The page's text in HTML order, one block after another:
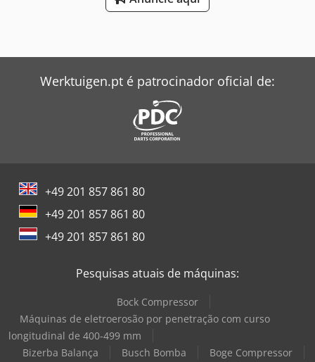
Analisaremos as opções disponíveis e, em conjunto com o
Werktuigen.pt é patrocinador oficial de:
+49 201 857 861 80
+49 201 857 861 80
+49 201 857 861 80
Pesquisas atuais de máquinas:
Bock Compressor
Máquinas de eletroerosão por penetração com curso
longitudinal de 400-499 mm
Bizerba Balança
Busch Bomba
Boge Compressor